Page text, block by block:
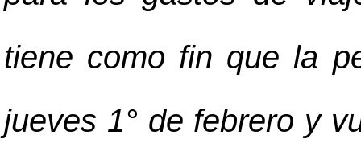
tiene como fin que la
jueves 1° de febrero y